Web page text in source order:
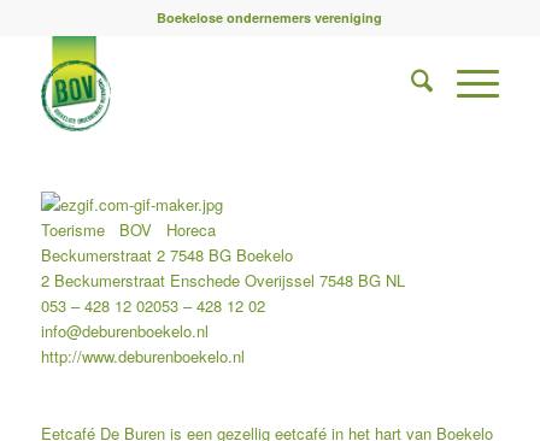
Boekelose ondernemers vereniging
Toerisme BOV
Horeca
Beckumerstraat 2 7548 BG Boekelo
2 Beckumerstraat Enschede Overijssel 7548 BG NL
053 – 428 12 02053 – 428 12 02
info@deburenboekelo.nl
http://www.deburenboekelo.nl
Eetcafé De Buren is een gezellig eetcafé in het hart van Boekelo